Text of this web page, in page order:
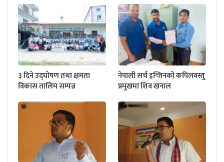
३ दिने उद्घोषण तथा क्षमता
विकास तालिम सम्पन्न
नेपाली सर्च इन्जिनको कपिलवस्तु
प्रमुखमा शिव खनाल